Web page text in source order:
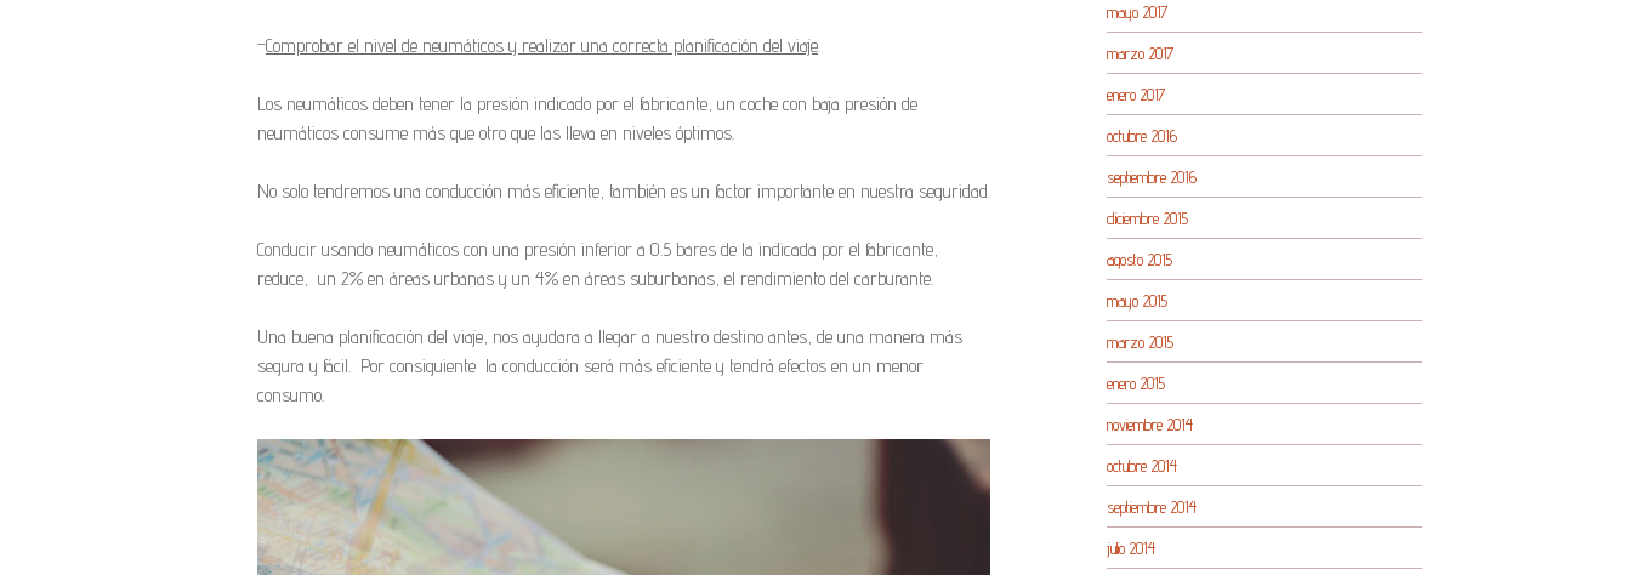
–Comprobar el nivel de neumáticos y realizar una correcta planificación del viaje.
Los neumáticos deben tener la presión indicado por el fabricante, un coche con baja presión de
neumáticos consume más que otro que las lleva en niveles óptimos.
No solo tendremos una conducción más eficiente, también es un factor importante en nuestra seguridad.
Conducir usando neumáticos con una presión inferior a 0.5 bares de la indicada por el fabricante,
reduce, un 2% en áreas urbanas y un 4% en áreas suburbanas, el rendimiento del carburante.
Una buena planificación del viaje, nos ayudara a llegar a nuestro destino antes, de una manera más
segura y fácil. Por consiguiente la conducción será más eficiente y tendrá efectos en un menor
consumo.
mayo 2017
marzo 2017
enero 2017
octubre 2016
septiembre 2016
diciembre 2015
agosto 2015
mayo 2015
marzo 2015
enero 2015
noviembre 2014
octubre 2014
septiembre 2014
julio 2014